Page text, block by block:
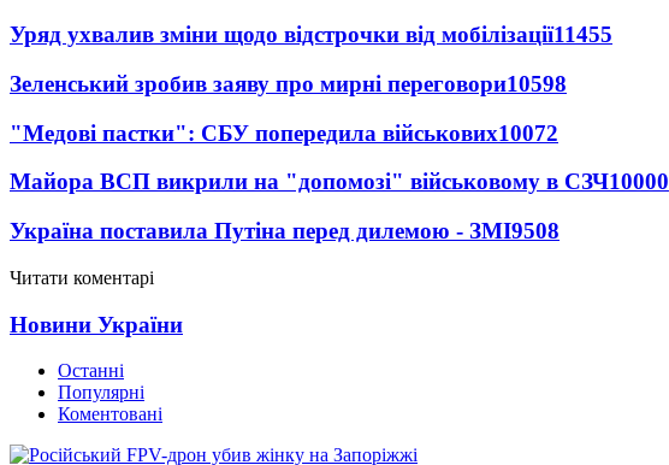
Уряд ухвалив зміни щодо відстрочки від мобілізації11455
Зеленський зробив заяву про мирні переговори10598
"Медові пастки": СБУ попередила військових10072
Майора ВСП викрили на "допомозі" військовому в СЗЧ10000
Україна поставила Путіна перед дилемою - ЗМІ9508
Читати коментарі
Новини України
Останні
Популярні
Коментовані